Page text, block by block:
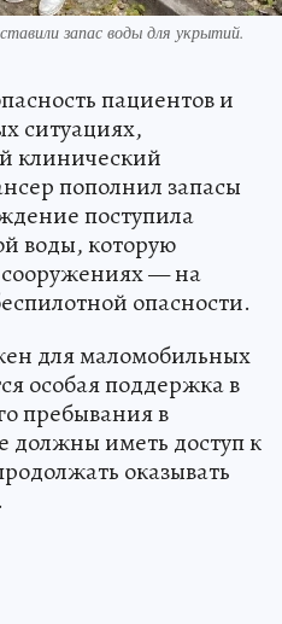
запас воды для укрытий.
пациентов и
ситуациях,
клинический
пополнил запасы
поступила
воды, которую
— на
опасности.
для маломобильных
особая поддержка в
пребывания в
должны иметь доступ к
оказывать